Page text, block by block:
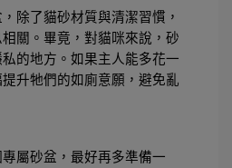
除了貓砂材質與清潔習慣，
關。畢竟，對貓咪來說，砂
的地方。如果主人能多花一
升牠們的如廁意願，避免亂
屬砂盆，最好再多準備一